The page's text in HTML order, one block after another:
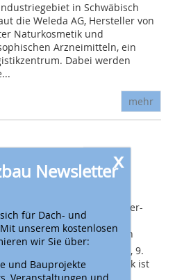
x
Newsletter
für Dach- und
unserem kostenlosen
wir Sie über:
und Bauprojekte
Veranstaltungen und
in Schwäbisch
die Weleda AG, Hersteller von
Naturkosmetik und
Arzneimitteln, ein
Dabei werden
mehr
Fernsehen
Folge
Dippon
sein wird der Bau der Hühner-
Sendung der Reihe
Der SWR sendet den
SWR-Fernsehen am Freitag, 9.
Uhr. In der ARD-Mediathek ist